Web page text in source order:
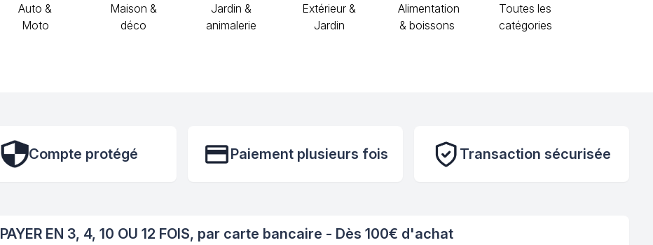
Auto &
Moto
Maison &
déco
Jardin &
animalerie
Extérieur &
Jardin
Alimentation
& boissons
Toutes les
catégories
Compte protégé Paiement plusieurs fois Transaction sécurisée
PAYER EN 3, 4, 10 OU 12 FOIS, par carte bancaire - Dès 100€ d'achat